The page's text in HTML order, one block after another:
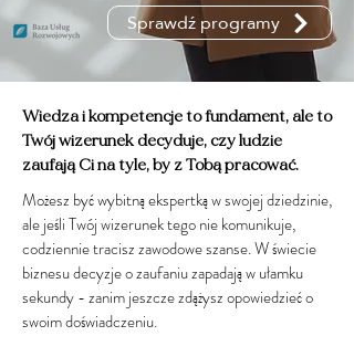
Sprawdź programy
Wiedza i kompetencje to fundament, ale to
Twój wizerunek decyduje, czy ludzie
zaufają Ci na tyle, by z Tobą pracować.
Możesz być wybitną ekspertką w swojej dziedzinie,
ale jeśli Twój wizerunek tego nie komunikuje,
codziennie tracisz zawodowe szanse. W świecie
biznesu decyzje o zaufaniu zapadają w ułamku
sekundy - zanim jeszcze zdążysz opowiedzieć o
swoim doświadczeniu.